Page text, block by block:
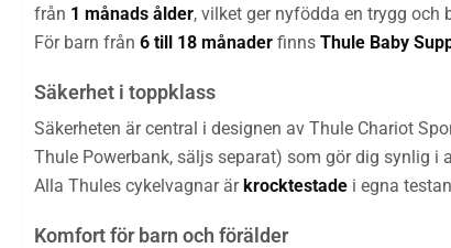
från 1 månads ålder, vilket ger nyfödda en trygg och
För barn från 6 till 18 månader finns Thule Baby
Säkerhet i toppklass
Säkerheten är central i designen av Thule Chariot
Thule Powerbank, säljs separat) som gör dig synlig i
Alla Thules cykelvagnar ärkrocktestade i egna
Komfort för barn och förälder